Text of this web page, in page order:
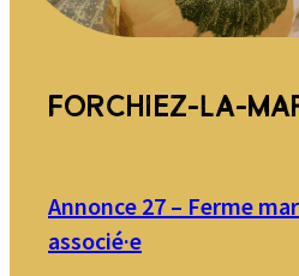
FORCHIEZ-LA-
Annonce 27 – Ferme
associé·e